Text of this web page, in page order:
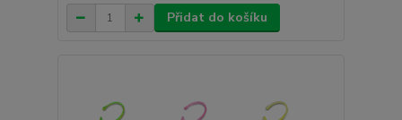
Přidat do košíku